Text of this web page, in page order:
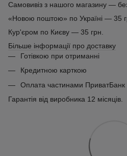
Самовивіз з нашого магазину —
«Новою поштою» по Україні — 35
Кур'єром по Києву — 35 грн.
Більше інформації про доставку
Готівкою при отриманні
Кредитною карткою
Оплата частинами ПриватБанк
Гарантія від виробника 12 місяців.